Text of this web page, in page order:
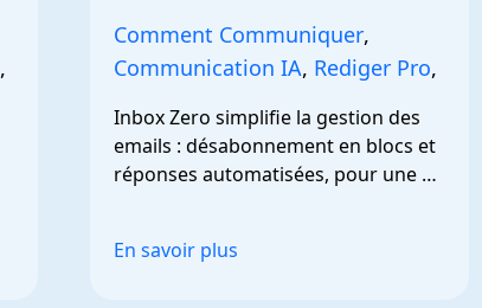
,
Comment Communiquer,
Communication IA, Rediger Pro,
Inbox Zero simplifie la gestion des
emails : désabonnement en blocs et
réponses automatisées, pour une
En savoir plus